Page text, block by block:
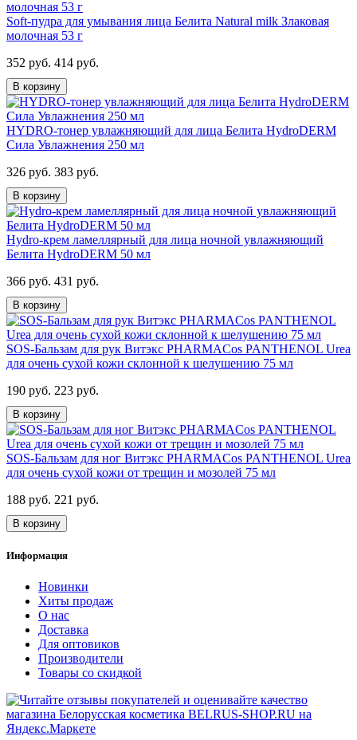
Soft-пудра для умывания лица Белита Natural milk Злаковая
молочная 53 г
352 руб. 414 руб.
В корзину
HYDRO-тонер увлажняющий для лица Белита HydroDERM
Сила Увлажнения 250 мл
326 руб. 383 руб.
В корзину
Hydro-крем ламеллярный для лица ночной увлажняющий
Белита HydroDERM 50 мл
366 руб. 431 руб.
В корзину
SOS-Бальзам для рук Витэкс PHARMACos PANTHENOL Urea
для очень сухой кожи склонной к шелушению 75 мл
190 руб. 223 руб.
В корзину
SOS-Бальзам для ног Витэкс PHARMACos PANTHENOL Urea
для очень сухой кожи от трещин и мозолей 75 мл
188 руб. 221 руб.
В корзину
Информация
Новинки
Хиты продаж
О нас
Доставка
Для оптовиков
Производители
Товары со скидкой